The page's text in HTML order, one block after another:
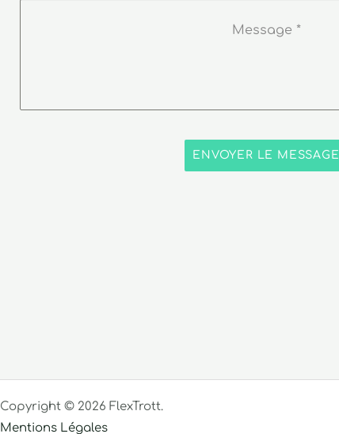
Message *
ENVOYER LE MESSAGE
Copyright © 2026 FlexTrott.
Mentions Légales